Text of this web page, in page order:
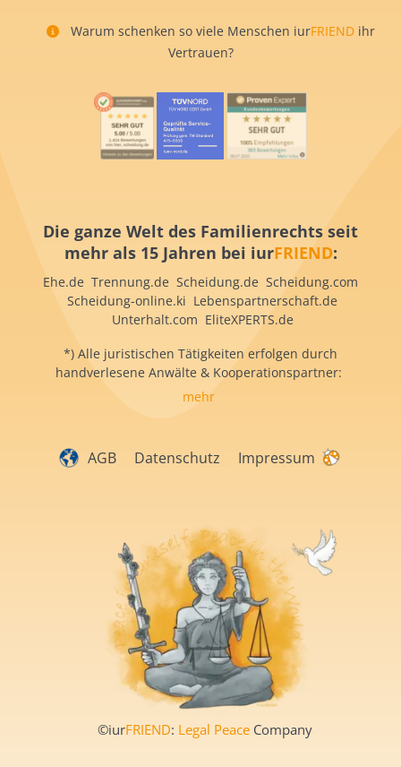
Warum schenken so viele Menschen iurFRIEND ihr
Vertrauen?
Die ganze Welt des Familienrechts seit
mehr als 15 Jahren bei iurFRIEND:
Ehe.de Trennung.de Scheidung.de Scheidung.com
Scheidung-online.ki Lebenspartnerschaft.de
Unterhalt.com EliteXPERTS.de
*) Alle juristischen Tätigkeiten erfolgen durch
handverlesene Anwälte & Kooperationspartner:
mehr
AGB Datenschutz Impressum
©iurFRIEND: Legal Peace Company